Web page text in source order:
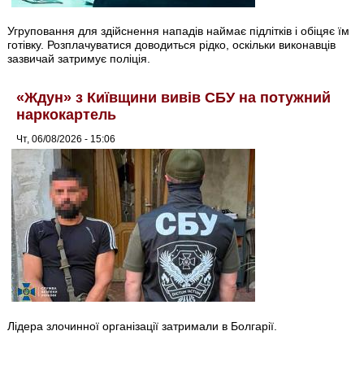
Угруповання для здійснення нападів наймає підлітків і обіцяє їм
готівку. Розплачуватися доводиться рідко, оскільки виконавців
зазвичай затримує поліція.
«Ждун» з Київщини вивів СБУ на потужний
наркокартель
Чт, 06/08/2026 - 15:06
Лідера злочинної організації затримали в Болгарії.